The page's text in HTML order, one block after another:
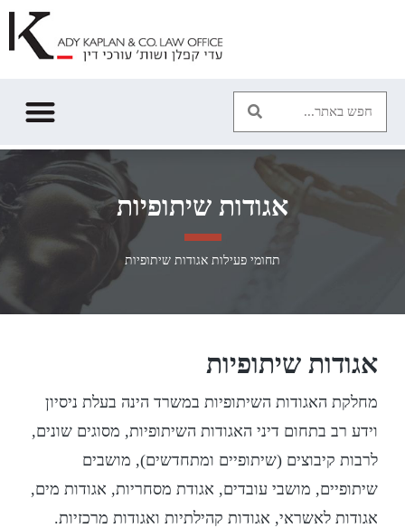
אגודות שיתופיות
תחומי פעילות אגודות שיתופיות
אגודות שיתופיות
מחלקת האגודות השיתופיות במשרד הינה בעלת ניסיון
וידע רב בתחום דיני האגודות השיתופיות, מסוגים שונים,
לרבות קיבוצים (שיתופיים ומתחדשים), מושבים
שיתופיים, מושבי עובדים, אגודת מסחריות, אגודות מים,
אגודות לאשראי, אגודות קהילתיות ואגודות מרכזיות.